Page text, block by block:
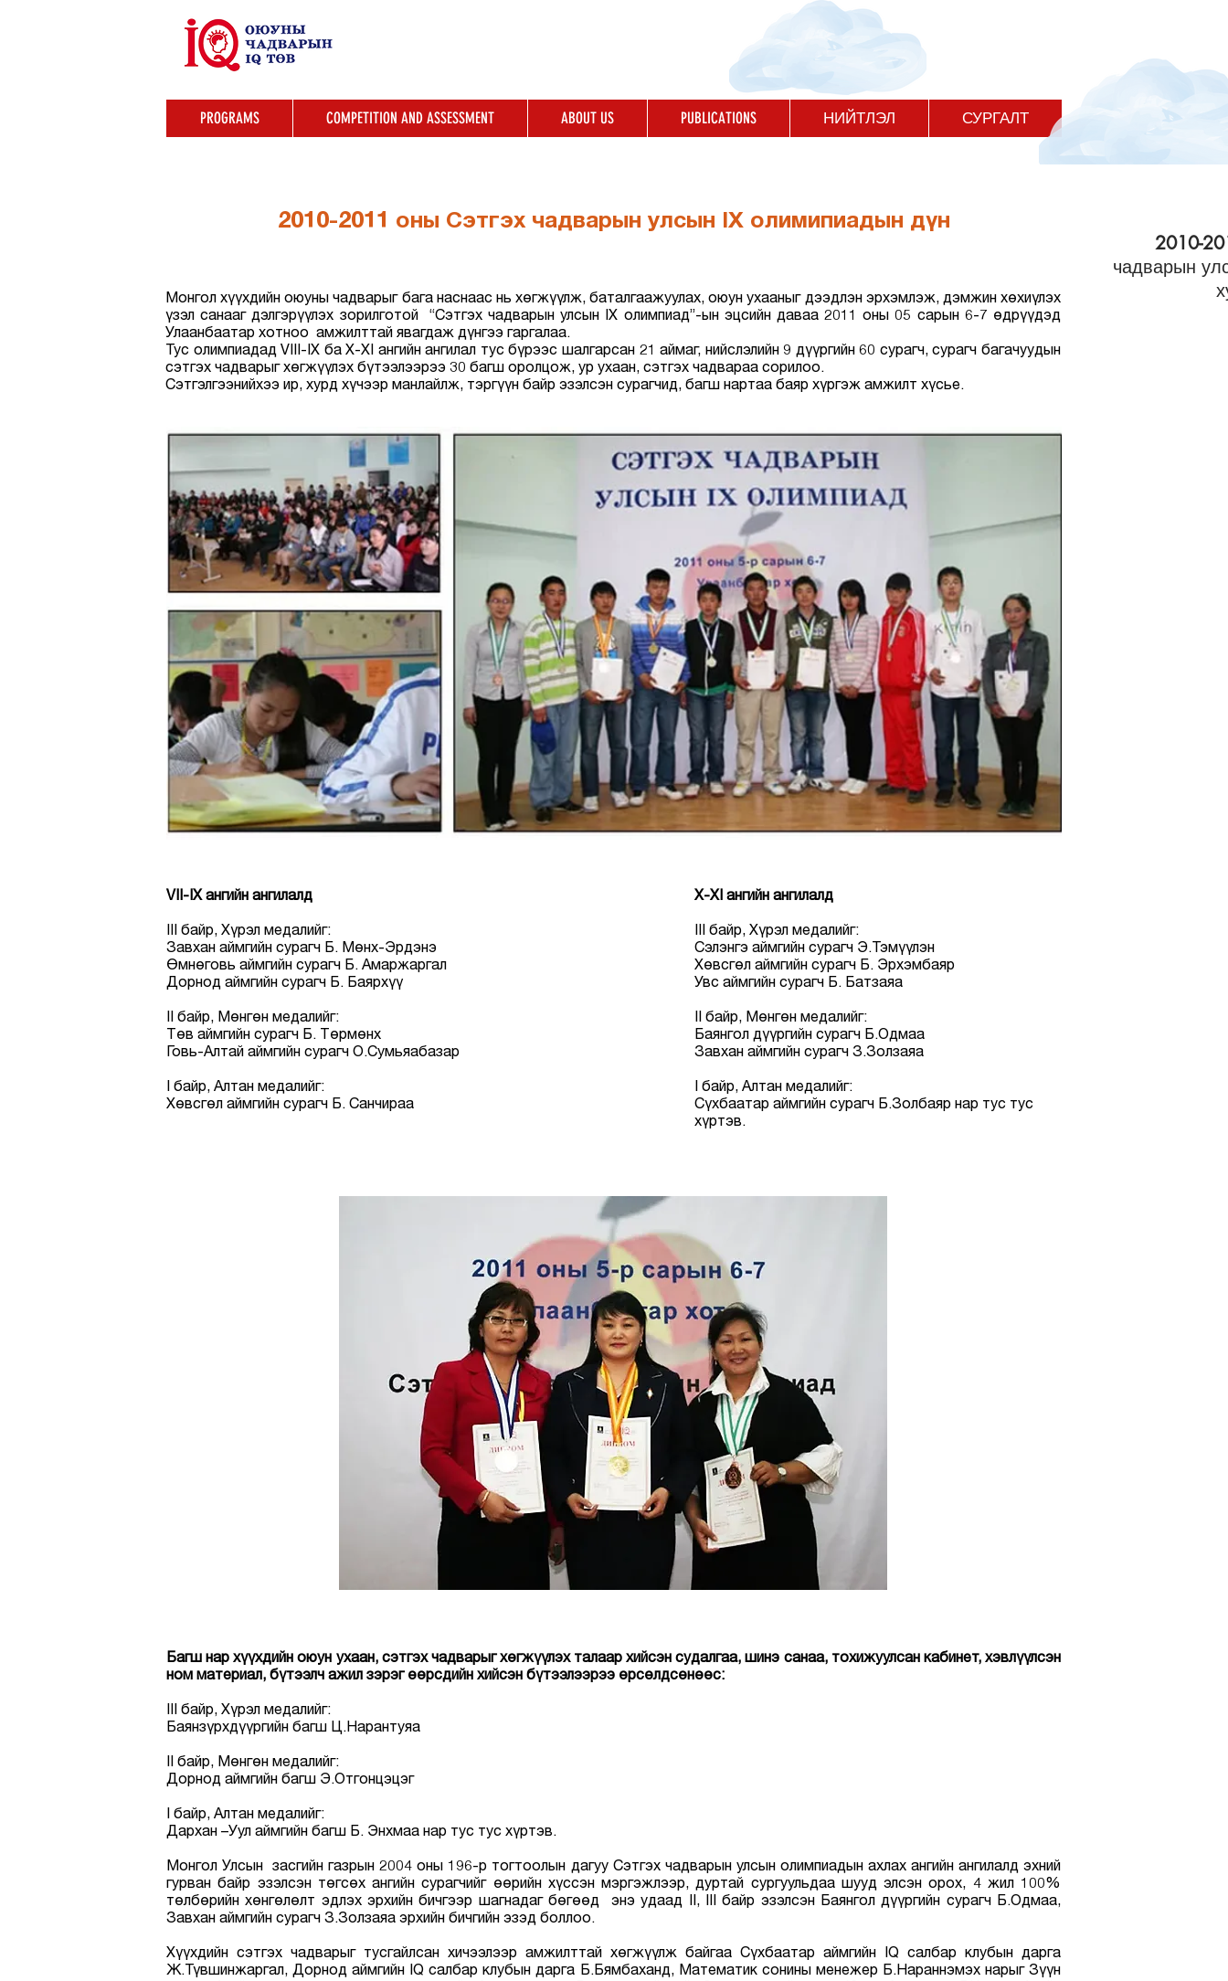
PROGRAMS COMPETITION AND ASSESSMENT ABOUT US PUBLICATIONS НИЙТЛЭЛ СУРГАЛТ
2010-2011 оны Сэтгэх чадварын улсын IX олимипиадын дүн
Монгол хүүхдийн оюуны чадварыг бага наснаас нь хөгжүүлж, баталгаажуулах, оюун ухааныг дээдлэн эрхэмлэж, дэмжин хөхиүлэх
үзэл санааг дэлгэрүүлэх зорилготой “Сэтгэх чадварын улсын IX олимпиад”-ын эцсийн даваа 2011 оны 05 сарын 6-7 өдрүүдэд
Улаанбаатар хотноо амжилттай явагдаж дүнгээ гаргалаа.
Тус олимпиадад VIII-IX ба X-XI ангийн ангилал тус бүрээс шалгарсан 21 аймаг, нийслэлийн 9 дүүргийн 60 сурагч, сурагч багачуудын
сэтгэх чадварыг хөгжүүлэх бүтээлээрээ 30 багш оролцож, ур ухаан, сэтгэх чадвараа сорилоо.
Сэтгэлгээнийхээ ир, хурд хүчээр манлайлж, тэргүүн байр эзэлсэн сурагчид, багш нартаа баяр хүргэж амжилт хүсье.
VII-IX ангийн ангилалд
III байр, Хүрэл медалийг:
Завхан аймгийн сурагч Б. Мөнх-Эрдэнэ
Өмнөговь аймгийн сурагч Б. Амаржаргал
Дорнод аймгийн сурагч Б. Баярхүү
II байр, Мөнгөн медалийг:
Төв аймгийн сурагч Б. Төрмөнх
Говь-Алтай аймгийн сурагч О.Сумьяабазар
I байр, Алтан медалийг:
Хөвсгөл аймгийн сурагч Б. Санчираа
X-XI ангийн ангилалд
III байр, Хүрэл медалийг:
Сэлэнгэ аймгийн сурагч Э.Тэмүүлэн
Хөвсгөл аймгийн сурагч Б. Эрхэмбаяр
Увс аймгийн сурагч Б. Батзаяа
II байр, Мөнгөн медалийг:
Баянгол дүүргийн сурагч Б.Одмаа
Завхан аймгийн сурагч З.Золзаяа
I байр, Алтан медалийг:
Сүхбаатар аймгийн сурагч Б.Золбаяр нар тус тус
хүртэв.
2010-
чадварын
Багш нар хүүхдийн оюун ухаан, сэтгэх чадварыг хөгжүүлэх талаар хийсэн судалгаа, шинэ санаа, тохижуулсан кабинет, хэвлүүлсэн
ном материал, бүтээлч ажил зэрэг өөрсдийн хийсэн бүтээлээрээ өрсөлдсөнөөс:
III байр, Хүрэл медалийг:
Баянзүрхдүүргийн багш Ц.Нарантуяа
II байр, Мөнгөн медалийг:
Дорнод аймгийн багш Э.Отгонцэцэг
I байр, Алтан медалийг:
Дархан –Уул аймгийн багш Б. Энхмаа нар тус тус хүртэв.
Монгол Улсын засгийн газрын 2004 оны 196-р тогтоолын дагуу Сэтгэх чадварын улсын олимпиадын ахлах ангийн ангилалд эхний
гурван байр эзэлсэн төгсөх ангийн сурагчийг өөрийн хүссэн мэргэжлээр, дуртай сургуульдаа шууд элсэн орох, 4 жил 100%
төлбөрийн хөнгөлөлт эдлэх эрхийн бичгээр шагнадаг бөгөөд энэ удаад II, III байр эзэлсэн Баянгол дүүргийн сурагч Б.Одмаа,
Завхан аймгийн сурагч З.Золзаяа эрхийн бичгийн эзэд боллоо.
Хүүхдийн сэтгэх чадварыг тусгайлсан хичээлээр амжилттай хөгжүүлж байгаа Сүхбаатар аймгийн IQ салбар клубын дарга
Ж.Түвшинжаргал, Дорнод аймгийн IQ салбар клубын дарга Б.Бямбаханд, Математик сонины менежер Б.Нараннэмэх нарыг Зүүн